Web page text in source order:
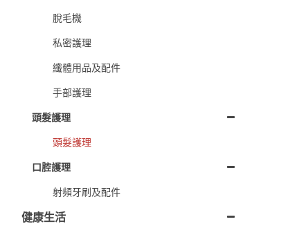
脫毛機
私密護理
纖體用品及配件
手部護理
頭髮護理
頭髮護理
口腔護理
射頻牙刷及配件
健康生活